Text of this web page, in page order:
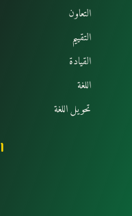
التعاون
التقييم
القيادة
اللغة
تحويل اللغة